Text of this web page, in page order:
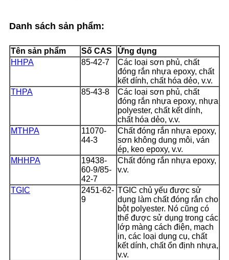
Danh sách sản phẩm:
Tên sản phẩm Số CAS
Ứng dụng
HHPA
85-42-7
Các loại sơn phủ, chất
đóng rắn nhựa epoxy, chất
kết dính, chất hóa dẻo, v.v.
THPA
85-43-8
Các loại sơn phủ, chất
đóng rắn nhựa epoxy, nhựa
polyester, chất kết dính,
chất hóa dẻo, v.v.
MTHPA
11070-
44-3
Chất đóng rắn nhựa epoxy,
sơn không dung môi, ván
ép, keo epoxy, v.v.
MHHPA
19438-
60-9/85-
42-7
Chất đóng rắn nhựa epoxy,
v.v.
TGIC
2451-62-
9
TGIC chủ yếu được sử
dụng làm chất đóng rắn cho
bột polyester. Nó cũng có
thể được sử dụng trong các
lớp màng cách điện, mạch
in, các loại dụng cụ, chất
kết dính, chất ổn định nhựa,
v.v.